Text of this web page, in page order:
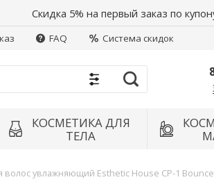
Скидка 5% на первый заказ по
FAQ Система скидок
Найти
КОСМЕТИКА ДЛЯ
ТЕЛА
волос увлажняющий Esthetic House CP-1